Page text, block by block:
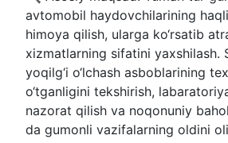
avtomobil haydovchilarining
himoya qilish, ularga ko‘rsatib
xizmatlarning sifatini yaxshilash.
yoqilg‘i o‘lchash asboblarining
o‘tganligini tekshirish,
nazorat qilish va noqonuniy
da gumonli vazifalarning oldini